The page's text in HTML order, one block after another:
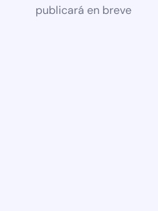
publicará en breve